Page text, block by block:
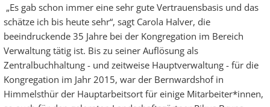
„Es gab schon immer eine sehr gute Vertrauensbasis und das
schätze ich bis heute sehr“, sagt Carola Halver, die
beeindruckende 35 Jahre bei der Kongregation im Bereich
Verwaltung tätig ist. Bis zu seiner Auflösung als
Zentralbuchhaltung - und zeitweise Hauptverwaltung - für die
Kongregation im Jahr 2015, war der Bernwardshof in
Himmelsthür der Hauptarbeitsort für einige Mitarbeiter*innen,